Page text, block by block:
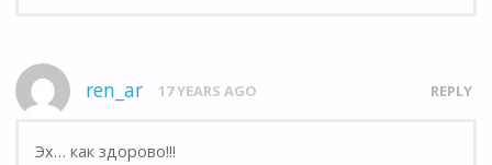
ren_ar 17 YEARS AGO REPLY
Эх… как здорово!!!